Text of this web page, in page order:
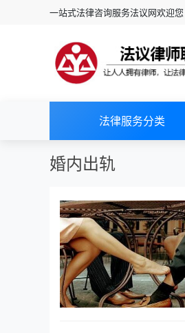
一站式法律咨询服务法议网欢迎您
法律服务分类
婚内出轨